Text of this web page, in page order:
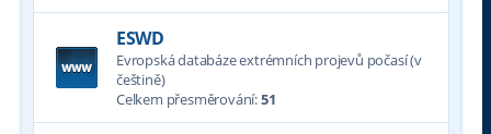
ESWD
Evropská databáze extrémních projevů počasí (v
češtině)
Celkem přesměrování:51